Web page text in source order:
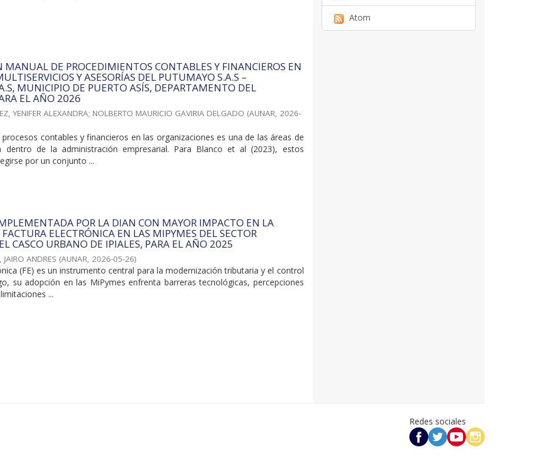
MANUAL DE PROCEDIMIENTOS CONTABLES Y FINANCIEROS EN
Y ASESORÍAS DEL PUTUMAYO S.A.S –
MUNICIPIO DE PUERTO ASÍS, DEPARTAMENTO DEL
EL AÑO 2026
YENIFER ALEXANDRA; NOLBERTO MAURICIO GAVIRIA DELGADO (AUNAR, 2026-
contables y financieros en las organizaciones es una de las áreas de
dentro de la administración empresarial. Para Blanco et al (2023), estos
por un conjunto ...
POR LA DIAN CON MAYOR IMPACTO EN LA
ELECTRÓNICA EN LAS MIPYMES DEL SECTOR
CASCO URBANO DE IPIALES, PARA EL AÑO 2025
ANDRES (AUNAR, 2026-05-26)
(FE) es un instrumento central para la modernización tributaria y el control
su adopción en las MiPymes enfrenta barreras tecnológicas, percepciones
...
Atom
Redes sociales